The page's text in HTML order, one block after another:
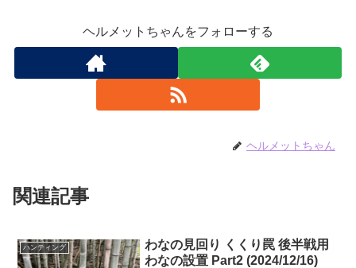
ヘルメットちゃんをフォローする
ヘルメットちゃん
関連記事
ハンティング
わなの見回り くくり罠 後半戦用
わなの設置 Part2 (2024/12/16)